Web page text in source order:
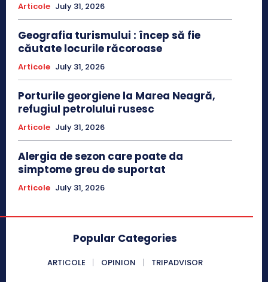
Articole July 31, 2026
Geografia turismului : încep să fie
căutate locurile răcoroase
Articole July 31, 2026
Porturile georgiene la Marea Neagră,
refugiul petrolului rusesc
Articole July 31, 2026
Alergia de sezon care poate da
simptome greu de suportat
Articole July 31, 2026
Popular Categories
ARTICOLE OPINION TRIPADVISOR